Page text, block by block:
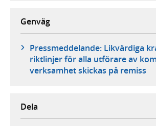
Genväg
Pressmeddelande: Likvärdiga
riktlinjer för alla utförare av
verksamhet skickas på remiss
Dela